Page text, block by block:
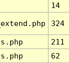
14
324
211
62